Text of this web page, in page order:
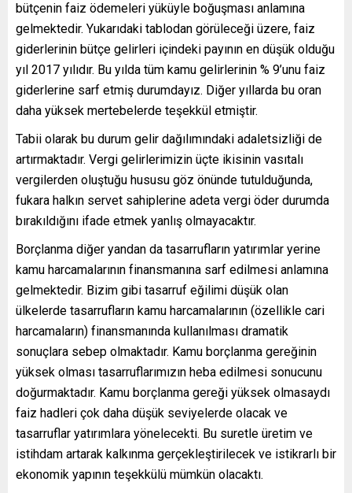
bütçenin faiz ödemeleri yüküyle boğuşması anlamına
gelmektedir. Yukarıdaki tablodan görüleceği üzere, faiz
giderlerinin bütçe gelirleri içindeki payının en düşük olduğu
yıl 2017 yılıdır. Bu yılda tüm kamu gelirlerinin % 9’unu faiz
giderlerine sarf etmiş durumdayız. Diğer yıllarda bu oran
daha yüksek mertebelerde teşekkül etmiştir.
Tabii olarak bu durum gelir dağılımındaki adaletsizliği de
artırmaktadır. Vergi gelirlerimizin üçte ikisinin vasıtalı
vergilerden oluştuğu hususu göz önünde tutulduğunda,
fukara halkın servet sahiplerine adeta vergi öder durumda
bırakıldığını ifade etmek yanlış olmayacaktır.
Borçlanma diğer yandan da tasarrufların yatırımlar yerine
kamu harcamalarının finansmanına sarf edilmesi anlamına
gelmektedir. Bizim gibi tasarruf eğilimi düşük olan
ülkelerde tasarrufların kamu harcamalarının (özellikle cari
harcamaların) finansmanında kullanılması dramatik
sonuçlara sebep olmaktadır. Kamu borçlanma gereğinin
yüksek olması tasarruflarımızın heba edilmesi sonucunu
doğurmaktadır. Kamu borçlanma gereği yüksek olmasaydı
faiz hadleri çok daha düşük seviyelerde olacak ve
tasarruflar yatırımlara yönelecekti. Bu suretle üretim ve
istihdam artarak kalkınma gerçekleştirilecek ve istikrarlı bir
ekonomik yapının teşekkülü mümkün olacaktı.